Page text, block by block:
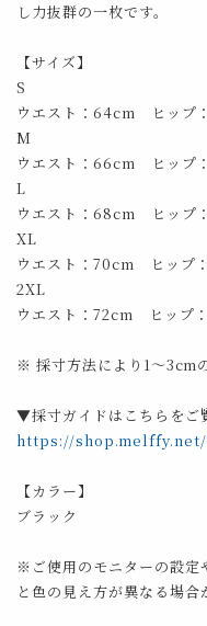
し力抜群の一枚です。
【サイズ】
S
ウエスト：64cm ヒップ
M
ウエスト：66cm ヒップ
L
ウエスト：68cm ヒップ
XL
ウエスト：70cm ヒップ
2XL
ウエスト：72cm ヒップ
※ 採寸方法により1～3cm
▼採寸ガイドはこちらをご
https://
【カラー】
ブラック
※ご使用のモニターの設定
と色の見え方が異なる場合